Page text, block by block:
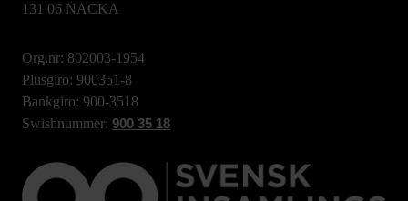
131 06 NACKA
Org.nr: 802003-1954
Plusgiro: 900351-8
Bankgiro: 900-3518
Swishnummer: 900 35 18